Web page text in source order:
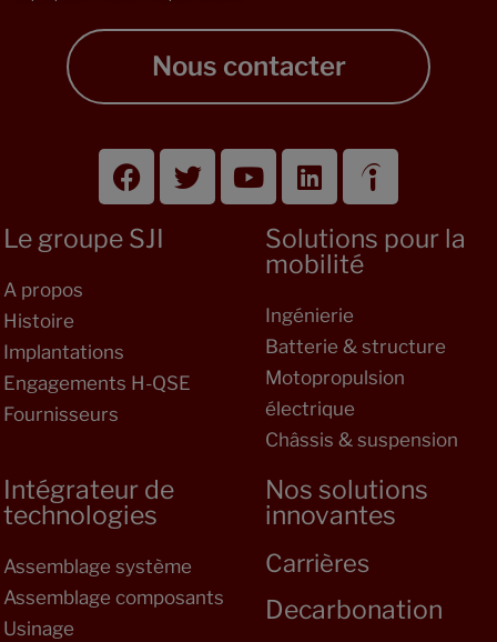
Nous contacter
Le groupe SJI
A propos
Histoire
Implantations
Engagements H-QSE
Fournisseurs
Solutions pour la
mobilité
Ingénierie
Batterie & structure
Motopropulsion
électrique
Châssis & suspension
Intégrateur de
technologies
Assemblage système
Assemblage composants
Usinage
Nos solutions
innovantes
Carrières
Decarbonation